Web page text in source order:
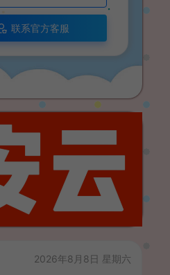
联系官方客服
2026年8月8日 星期六